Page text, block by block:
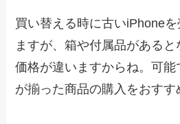
買い替える時に古いiPhone
ますが、箱や付属品がある
価格が違いますからね。可
が揃った商品の購入をおすす